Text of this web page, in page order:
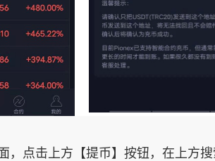
，点击上方【提币】按钮，在上方搜